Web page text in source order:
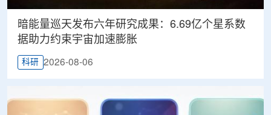
暗能量巡天发布六年研究成果：6.69亿个星系数
据助力约束宇宙加速膨胀
科研 2026-08-06